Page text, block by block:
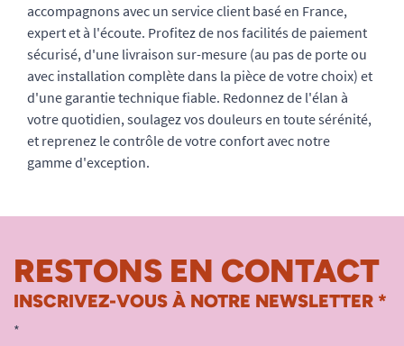
accompagnons avec un service client basé en France,
expert et à l'écoute. Profitez de nos facilités de paiement
sécurisé, d'une livraison sur-mesure (au pas de porte ou
avec installation complète dans la pièce de votre choix) et
d'une garantie technique fiable. Redonnez de l'élan à
votre quotidien, soulagez vos douleurs en toute sérénité,
et reprenez le contrôle de votre confort avec notre
gamme d'exception.
RESTONS EN CONTACT
INSCRIVEZ-VOUS À NOTRE NEWSLETTER *
*